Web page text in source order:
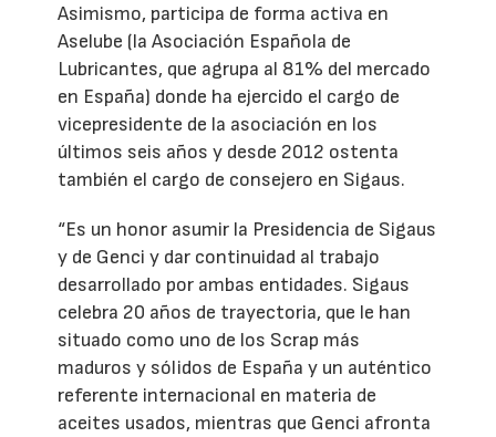
Asimismo, participa de forma activa en
Aselube (la Asociación Española de
Lubricantes, que agrupa al 81% del mercado
en España) donde ha ejercido el cargo de
vicepresidente de la asociación en los
últimos seis años y desde 2012 ostenta
también el cargo de consejero en Sigaus.
“Es un honor asumir la Presidencia de Sigaus
y de Genci y dar continuidad al trabajo
desarrollado por ambas entidades. Sigaus
celebra 20 años de trayectoria, que le han
situado como uno de los Scrap más
maduros y sólidos de España y un auténtico
referente internacional en materia de
aceites usados, mientras que Genci afronta